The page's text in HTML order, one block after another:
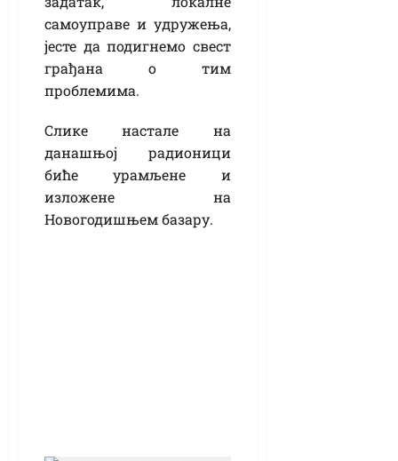
самоуправе и удружења,
јесте да подигнемо свест
грађана о тим
проблемима.
Слике настале на
данашњој радионици
биће урамљене и
изложене на
Новогодишњем базару.